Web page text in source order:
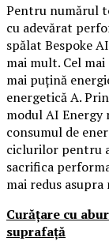
Pentru numărul
cu adevărat
spălat Bespoke
mai mult. Cel
mai puțină
energetică A.
modul AI Energy
consumul de
ciclurilor pentru
sacrifica
mai redus
Curățare cu
suprafață